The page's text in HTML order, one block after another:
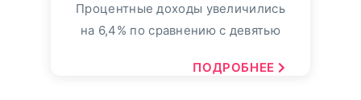
Процентные доходы увеличились
на 6,4% по сравнению с девятью
ПОДРОБНЕЕ